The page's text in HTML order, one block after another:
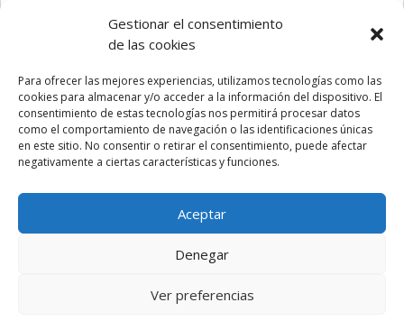
Gestionar el consentimiento
de las cookies
Para ofrecer las mejores experiencias, utilizamos tecnologías como las
cookies para almacenar y/o acceder a la información del dispositivo. El
consentimiento de estas tecnologías nos permitirá procesar datos
como el comportamiento de navegación o las identificaciones únicas
en este sitio. No consentir o retirar el consentimiento, puede afectar
negativamente a ciertas características y funciones.
Aceptar
Denegar
Ver preferencias
Talla
S/T
PRODUCTOS RELACIONADOS